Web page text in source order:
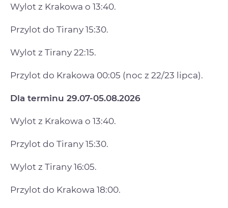
Wylot z Krakowa o 13:40.
Przylot do Tirany 15:30.
Wylot z Tirany 22:15.
Przylot do Krakowa 00:05 (noc z 22/23 lipca).
Dla terminu 29.07-05.08.2026
Wylot z Krakowa o 13:40.
Przylot do Tirany 15:30.
Wylot z Tirany 16:05.
Przylot do Krakowa 18:00.